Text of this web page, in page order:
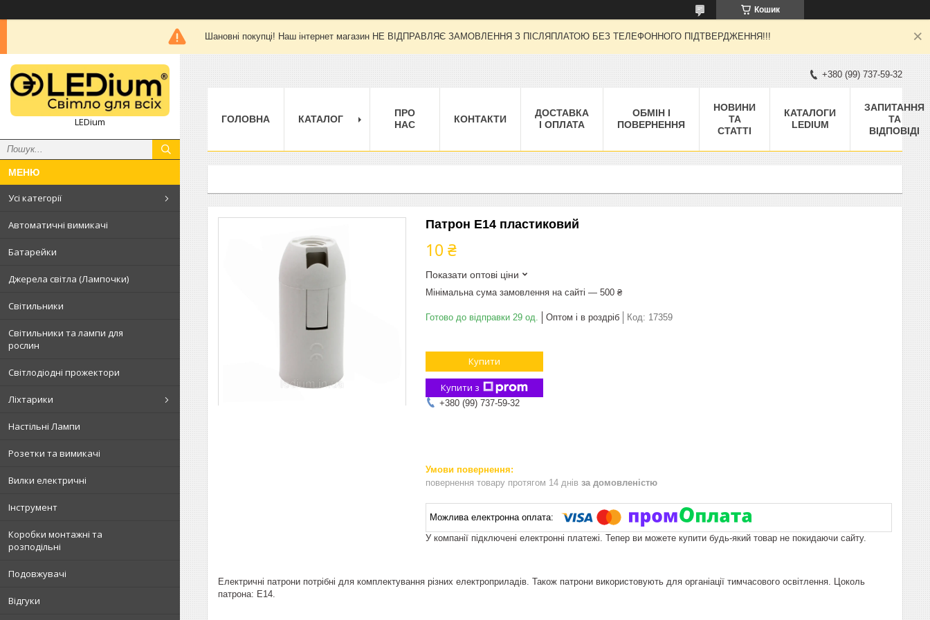
Кошик
Шановні покупці! Наш інтернет магазин НЕ ВІДПРАВЛЯЄ ЗАМОВЛЕННЯ З ПІСЛЯПЛАТОЮ БЕЗ ТЕЛЕФОННОГО ПІДТВЕРДЖЕННЯ!!!
LEDium
Усі категорії
Автоматичні вимикачі
Батарейки
Джерела світла (Лампочки)
Світильники
Світильники та лампи для
рослин
Світлодіодні прожектори
Ліхтарики
Настільні Лампи
Розетки та вимикачі
Вилки електричні
Інструмент
Коробки монтажні та
розподільні
Подовжувачі
Відгуки
+380 (99) 737-59-32
ГОЛОВНА КАТАЛОГ
ПРО
НАС
КОНТАКТИ
ДОСТАВКА
І ОПЛАТА
ОБМІН І
ПОВЕРНЕННЯ
НОВИНИ
ТА
СТАТТІ
КАТАЛОГИ
LEDIUM
ЗАПИТАННЯ
ТА
ВІДПОВІДІ
Патрон Е14 пластиковий
10 ₴
Показати оптові ціни
Мінімальна сума замовлення на сайті — 500 ₴
Готово до відправки 29 од. Оптом і в роздріб Код: 17359
Купити
Купити з
+380 (99) 737-59-32
повернення товару протягом 14 днів за домовленістю
У компанії підключені електронні платежі. Тепер ви можете купити будь-який товар не покидаючи сайту.
Електричні патрони потрібні для комплектування різних електроприладів. Також патрони використовують для органіації тимчасового освітлення. Цоколь
патрона: Е14.